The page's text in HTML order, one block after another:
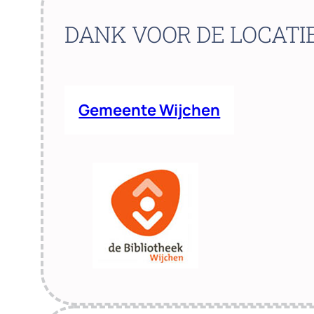
DANK VOOR DE
Gemeente Wijchen